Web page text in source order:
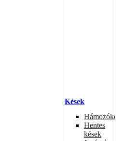
Kések
Hámozókések
Hentes
kések